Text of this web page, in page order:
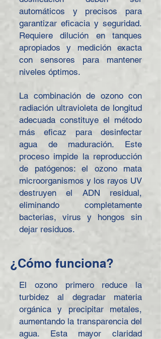
automáticos y precisos para
garantizar eficacia y seguridad.
Requiere dilución en tanques
apropiados y medición exacta
con sensores para mantener
niveles óptimos.
La combinación de ozono con
radiación ultravioleta de longitud
adecuada constituye el método
más eficaz para desinfectar
agua de maduración. Este
proceso impide la reproducción
de patógenos: el ozono mata
microorganismos y los rayos UV
destruyen el ADN residual,
eliminando completamente
bacterias, virus y hongos sin
dejar residuos.
¿Cómo funciona?
El ozono primero reduce la
turbidez al degradar materia
orgánica y precipitar metales,
aumentando la transparencia del
agua. Esta mayor claridad